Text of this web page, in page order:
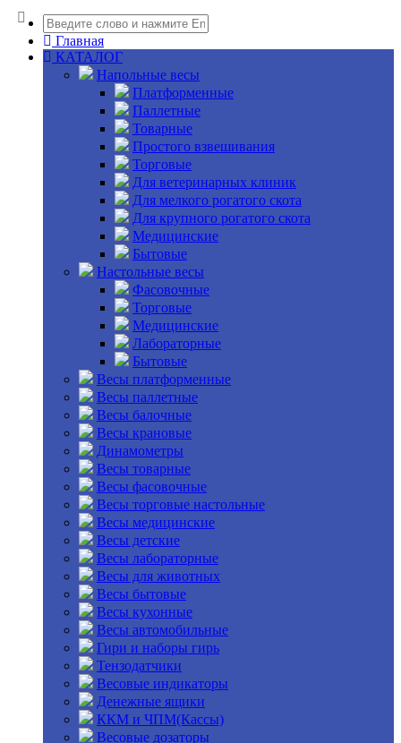
Главная
КАТАЛОГ
Напольные весы
Платформенные
Паллетные
Товарные
Простого взвешивания
Торговые
Для ветеринарных клиник
Для мелкого рогатого скота
Для крупного рогатого скота
Медицинские
Бытовые
Настольные весы
Фасовочные
Торговые
Медицинские
Лабораторные
Бытовые
Весы платформенные
Весы паллетные
Весы балочные
Весы крановые
Динамометры
Весы товарные
Весы фасовочные
Весы торговые настольные
Весы медицинские
Весы детские
Весы лабораторные
Весы для животных
Весы бытовые
Весы кухонные
Весы автомобильные
Гири и наборы гирь
Тензодатчики
Весовые индикаторы
Денежные ящики
ККМ и ЧПМ(Кассы)
Весовые дозаторы